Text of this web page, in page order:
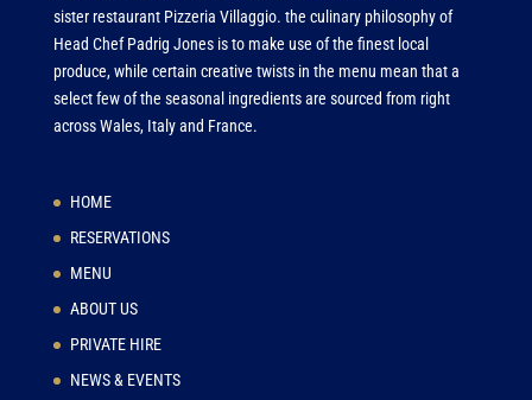
sister restaurant Pizzeria Villaggio. the culinary philosophy of
Head Chef Padrig Jones is to make use of the finest local
produce, while certain creative twists in the menu mean that a
select few of the seasonal ingredients are sourced from right
across Wales, Italy and France.
HOME
RESERVATIONS
MENU
ABOUT US
PRIVATE HIRE
NEWS & EVENTS